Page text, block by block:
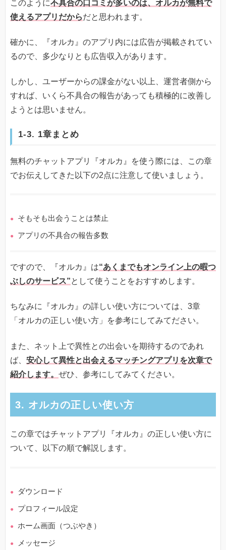
このように不具合の口コミが多いのは、オルカが無料で
使えるアプリだからだと思われます。
確かに、『オルカ』のアプリ内には広告が掲載されてい
るので、多少なりとも広告収入があります。
しかし、ユーザーからの課金がない以上、運営者側から
すれば、いくら不具合の報告があっても積極的に改善し
ようとは思いません。
1-3. 1章まとめ
無料のチャットアプリ『オルカ』を使う際には、この章
でお伝えしてきた以下の2点に注意して使いましょう。
そもそも出会うことは禁止
アプリの不具合の報告多数
ですので、『オルカ』は“あくまでもオンライン上の暇つ
ぶしのサービス”として使うことをおすすめします。
ちなみに『オルカ』の詳しい使い方については、3章
「オルカの正しい使い方」を参考にしてみてださい。
また、ネット上で異性との出会いを期待するのであれ
ば、 安心して異性と出会えるマッチングアプリを次章で
紹介します。 ぜひ、参考にしてみてください。
3. オルカの正しい使い方
この章ではチャットアプリ『オルカ』の正しい使い方に
ついて、以下の順で解説します。
ダウンロード
プロフィール設定
ホーム画面（つぶやき）
メッセージ